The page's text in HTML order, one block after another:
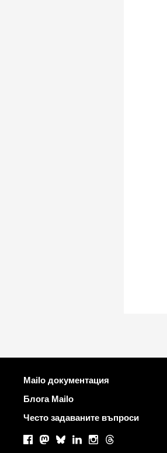
Повече информация
Mailo документация
Блога Mailo
Често задаваните въпроси
Социални мрежи
Facebook
Mastodon
BlueskyLinkedInInstagram
Threads